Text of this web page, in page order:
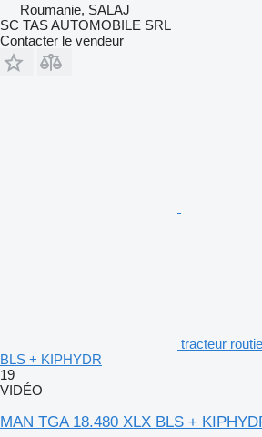
Roumanie, SALAJ
SC TAS AUTOMOBILE SRL
Contacter le vendeur
tracteur
BLS + KIPHYDR
19
VIDÉO
MAN TGA 18.480 XLX BLS +